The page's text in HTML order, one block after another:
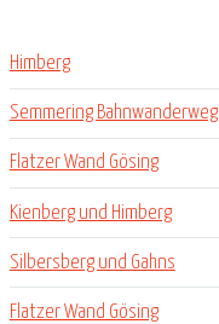
Himberg
Semmering Bahnwanderweg
Flatzer Wand Gösing
Kienberg und Himberg
Silbersberg und Gahns
Flatzer Wand Gösing